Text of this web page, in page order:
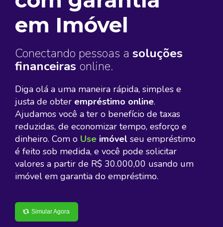
em Imóvel
Conectando pessoas a soluções
financeiras online.
Diga olá a uma maneira rápida, simples e
justa de obter empréstimo online.
Ajudamos você a ter o benefício de taxas
reduzidas, de economizar tempo, esforço e
dinheiro. Com o Use imóvel seu empréstimo
é feito sob medida, e você pode solicitar
valores a partir de R$ 30.000,00 usando um
imóvel em garantia do empréstimo.
Simular Agora